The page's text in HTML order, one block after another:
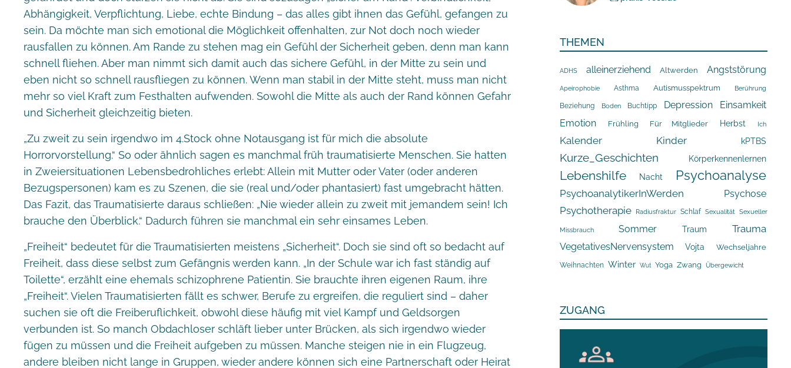
Abhängigkeit, Verpflichtung, Liebe, echte Bindung – das alles gibt ihnen das Gefühl, gefangen zu
sein. Da möchte man sich emotional die Möglichkeit offenhalten, zur Not doch noch wieder
rausfallen zu können. Am Rande zu stehen mag ein Gefühl der Sicherheit geben, denn man kann
schnell fliehen. Aber man nimmt sich damit auch das sichere Gefühl, in der Mitte zu sein und
eben nicht so schnell rausfliegen zu können. Wenn man stabil in der Mitte steht, muss man nicht
mehr so viel Kraft zum Festhalten aufwenden. Sowohl die Mitte als auch der Rand können Gefahr
und Sicherheit gleichzeitig bieten.
„Zu zweit zu sein irgendwo im 4.Stock ohne Notausgang ist für mich die absolute
Horrorvorstellung.“ So oder ähnlich sagen es manchmal früh traumatisierte Menschen. Sie hatten
in Zweiersituationen Lebensbedrohliches erlebt: Allein mit Mutter oder Vater (oder anderen
Bezugspersonen) kam es zu Szenen, die sie (real und/oder phantasiert) fast umgebracht hätten.
Das Fazit, das Traumatisierte daraus schließen: „Nie wieder allein zu zweit mit jemandem sein! Ich
brauche den Überblick.“ Dadurch führen sie manchmal ein sehr einsames Leben.
„Freiheit“ bedeutet für die Traumatisierten meistens „Sicherheit“. Doch sie sind oft so bedacht auf
Freiheit, dass diese selbst zum Gefängnis werden kann. „In der Schule war ich fast ständig auf
Toilette“, erzählt eine ehemals schizophrene Patientin. Sie brauchte ihren eigenen Raum, ihre
„Freiheit“. Vielen Traumatisierten fällt es schwer, Berufe zu ergreifen, die reguliert sind – daher
suchen sie oft die Freiberuflichkeit, obwohl diese häufig mit viel Kampf und Geldsorgen
verbunden ist. So manch Obdachloser schläft lieber unter Brücken, als sich irgendwo wieder
fügen zu müssen und die Freiheit aufgeben zu müssen. Manche steigen nie in ein Flugzeug,
andere bleiben nicht lange in Gruppen, wieder andere können sich eine Partnerschaft oder Heirat
THEMEN
ADHS alleinerziehend Altwerden Angststörung
Apeirophobie Asthma Autismusspektrum Berührung
Beziehung Boden Buchtipp Depression
Einsamkeit
Emotion
Frühling Für Mitglieder Herbst Ich
Kalender Kinder kPTBS
Kurze_Geschichten Körperkennenlernen
Lebenshilfe Nacht Psychoanalyse
PsychoanalytikerInWerden Psychose
Psychotherapie Radiusfraktur Schlaf Sexualität Sexueller
Missbrauch Sommer Traum Trauma
VegetativesNervensystem Vojta Wechseljahre
Weihnachten Winter Wut Yoga Zwang Übergewicht
ZUGANG